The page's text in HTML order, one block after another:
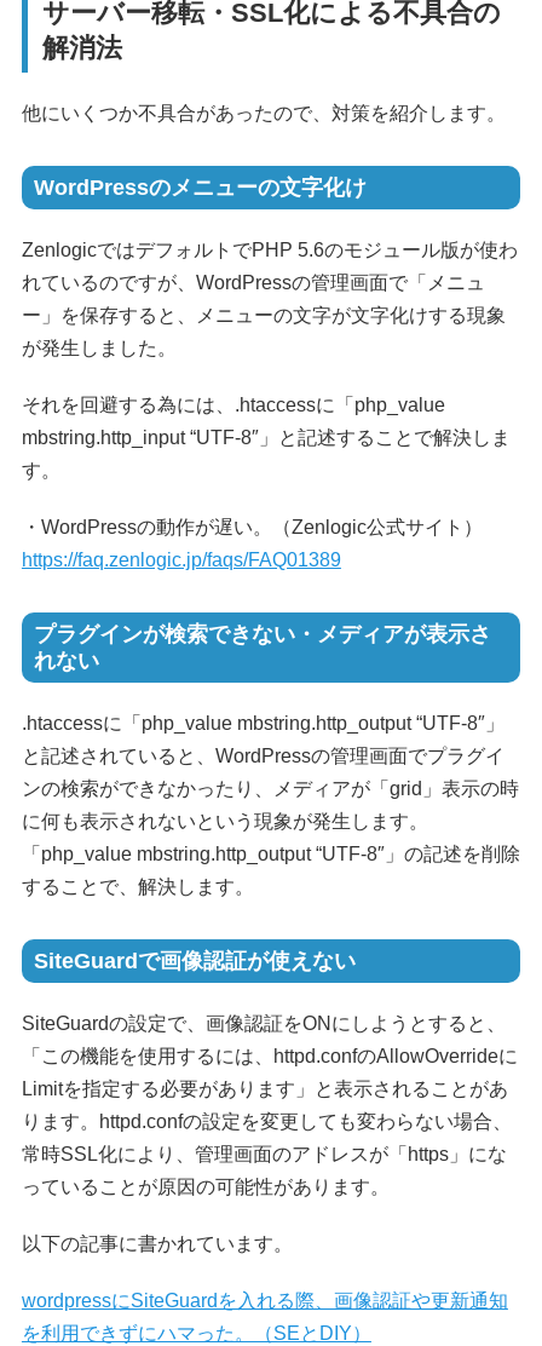
サーバー移転・SSL化による不具合の
解消法
他にいくつか不具合があったので、対策を紹介します。
WordPressのメニューの文字化け
ZenlogicではデフォルトでPHP 5.6のモジュール版が使わ
れているのですが、WordPressの管理画面で「メニュ
ー」を保存すると、メニューの文字が文字化けする現象
が発生しました。
それを回避する為には、.htaccessに「php_value
mbstring.http_input “UTF-8″」と記述することで解決しま
す。
・WordPressの動作が遅い。（Zenlogic公式サイト）
https://faq.zenlogic.jp/faqs/FAQ01389
プラグインが検索できない・メディアが表示さ
れない
.htaccessに「php_value mbstring.http_output “UTF-8″」
と記述されていると、WordPressの管理画面でプラグイ
ンの検索ができなかったり、メディアが「grid」表示の時
に何も表示されないという現象が発生します。
「php_value mbstring.http_output “UTF-8″」の記述を削除
することで、解決します。
SiteGuardで画像認証が使えない
SiteGuardの設定で、画像認証をONにしようとすると、
「この機能を使用するには、httpd.confのAllowOverrideに
Limitを指定する必要があります」と表示されることがあ
ります。httpd.confの設定を変更しても変わらない場合、
常時SSL化により、管理画面のアドレスが「https」にな
っていることが原因の可能性があります。
以下の記事に書かれています。
wordpressにSiteGuardを入れる際、画像認証や更新通知
を利用できずにハマった。（SEとDIY）